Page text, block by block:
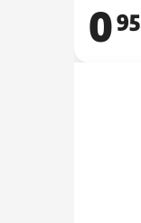
095